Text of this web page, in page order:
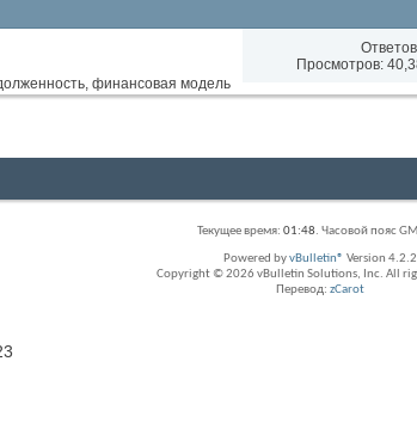
Просмотров:
Текущее время: 01:48. Часовой пояс
Powered byvBulletin® Version 4.2.2
Copyright © 2026 vBulletin Solutions, Inc. All
Перевод: zCarot